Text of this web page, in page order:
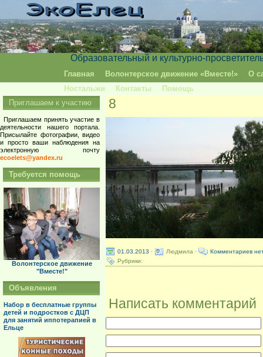
Образовательный и культурно-
Главная Волонтерское движение «Вместе!»
О
Ностальжи
Контакты Помощь
8
01.03.2013 · Людмила ·
Комментариев
Рубрики:
Написать комментарий
Приглашаем к участию
Приглашаем принять участие в
деятельности нашего портала.
Присылайте фотографии, видео
и просто ваши наблюдения на
электронную почту
ecoelets@yandex.ru
Требуется помощь
Волонтерское движение
"Вместе!"
Объявления
Набор в бесплатные группы
детей и подростков с ДЦП
для занятий иппотерапией в
Ельце